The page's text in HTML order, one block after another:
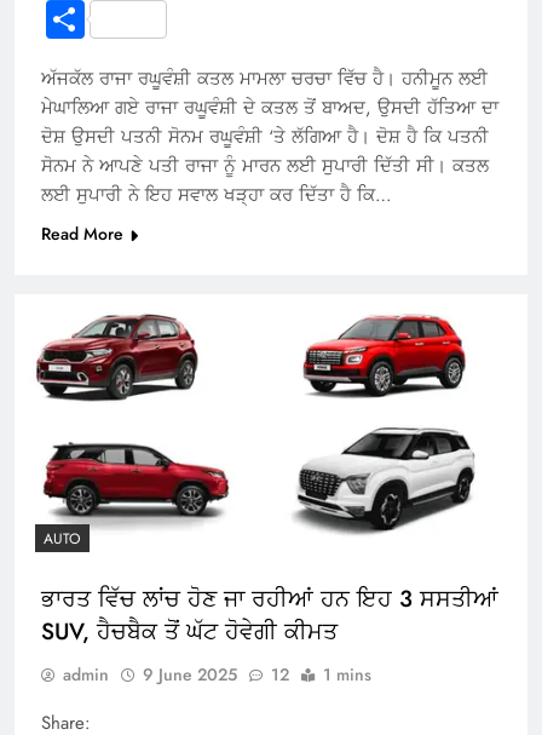
Share
ਅੱਜਕੱਲ ਰਾਜਾ ਰਘੂਵੰਸ਼ੀ ਕਤਲ ਮਾਮਲਾ ਚਰਚਾ ਵਿੱਚ ਹੈ। ਹਨੀਮੂਨ ਲਈ
ਮੇਘਾਲਿਆ ਗਏ ਰਾਜਾ ਰਘੂਵੰਸ਼ੀ ਦੇ ਕਤਲ ਤੋਂ ਬਾਅਦ, ਉਸਦੀ ਹੱਤਿਆ ਦਾ
ਦੋਸ਼ ਉਸਦੀ ਪਤਨੀ ਸੋਨਮ ਰਘੂਵੰਸ਼ੀ ‘ਤੇ ਲੱਗਿਆ ਹੈ। ਦੋਸ਼ ਹੈ ਕਿ ਪਤਨੀ
ਸੋਨਮ ਨੇ ਆਪਣੇ ਪਤੀ ਰਾਜਾ ਨੂੰ ਮਾਰਨ ਲਈ ਸੁਪਾਰੀ ਦਿੱਤੀ ਸੀ। ਕਤਲ
ਲਈ ਸੁਪਾਰੀ ਨੇ ਇਹ ਸਵਾਲ ਖੜ੍ਹਾ ਕਰ ਦਿੱਤਾ ਹੈ ਕਿ…
Read More
AUTO
ਭਾਰਤ ਵਿੱਚ ਲਾਂਚ ਹੋਣ ਜਾ ਰਹੀਆਂ ਹਨ ਇਹ 3 ਸਸਤੀਆਂ
SUV, ਹੈਚਬੈਕ ਤੋਂ ਘੱਟ ਹੋਵੇਗੀ ਕੀਮਤ
admin 9 June 2025 12 1 mins
Share: